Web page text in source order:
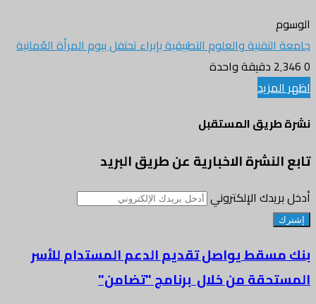
الوسوم
جامعة التقنية والعلوم التطبيقية بإبراء تحتفل بيوم المرأة العُمانية
0
دقيقة واحدة
اظهر المزيد
نشرة طريق المستقبل
تابع النشرة الاخبارية عن طريق البريد
أدخل بريدك الإلكتروني
بنك مسقط يواصل تقديم الدعم المستدام للأسر
المستحقة من خلال برنامج "تضامن"